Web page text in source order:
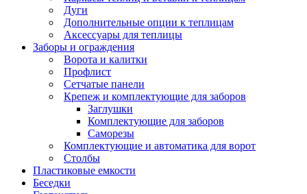
Дуги
Дополнительные опции к теплицам
Аксессуары для теплицы
Заборы и ограждения
Ворота и калитки
Профлист
Сетчатые панели
Крепеж и комплектующие для заборов
Заглушки
Комплектующие для заборов
Саморезы
Комплектующие и автоматика для ворот
Столбы
Пластиковые емкости
Беседки